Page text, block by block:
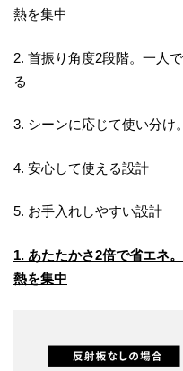
熱を集中
2. 首振り角度2段階。一人
る
3. シーンに応じて使い分け
4. 安心して使える設計
5. お手入れしやすい設計
1. あたたかさ2倍で省エネ
熱を集中